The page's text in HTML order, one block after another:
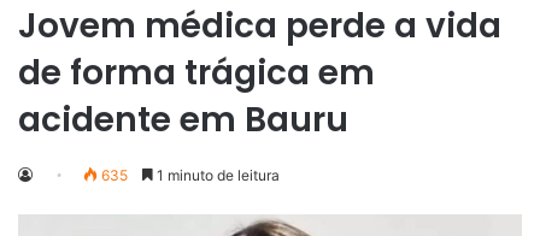
Jovem médica perde a vida
de forma trágica em
acidente em Bauru
635 1 minuto de leitura